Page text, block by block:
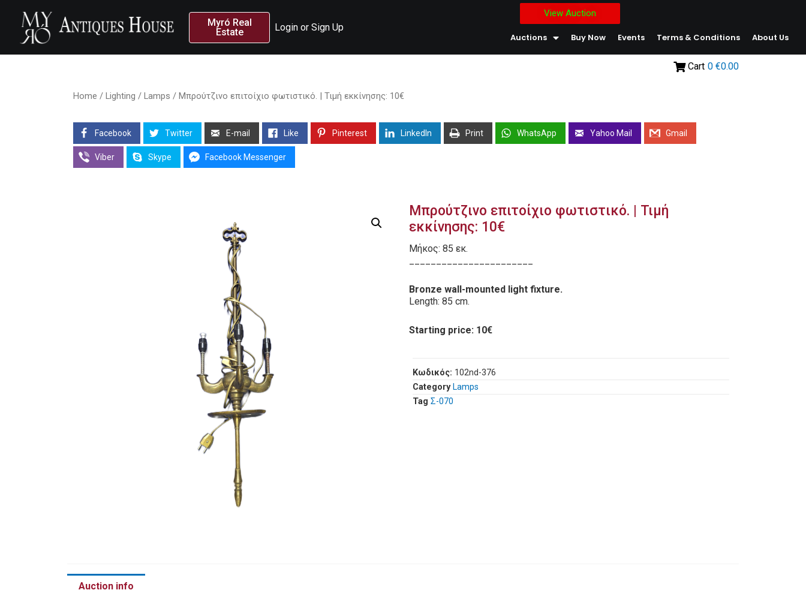
Myró Real
Estate
Login or Sign Up
View Auction
Auctions Buy Now Events Terms & Conditions About Us
Cart 0 €0.00
Home / Lighting / Lamps / Μπρούτζινο επιτοίχιο φωτιστικό. | Τιμή εκκίνησης: 10€
Facebook Twitter E-mail Like Pinterest LinkedIn Print WhatsApp Yahoo Mail Gmail
Viber Skype Facebook Messenger
Μπρούτζινο επιτοίχιο φωτιστικό. | Τιμή
εκκίνησης: 10€
Μήκος: 85 εκ.
Bronze wall-mounted light fixture.
Length: 85 cm.
Starting price: 10€
Κωδικός: 102nd-376
Category Lamps
Tag Σ-070
Auction info